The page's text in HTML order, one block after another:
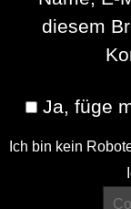
diesem
Ja, füge
Ich bin kein